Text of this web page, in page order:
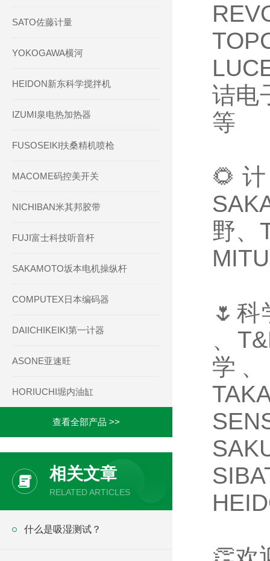
诘电
等
🌻
野、
🌷
、
学
SATO佐藤计量
YOKOGAWA横河
HEIDON新东科学搅拌机
IZUMI泉电热加热器
FUSOSEIKI扶桑精机喷枪
MACOME码控美开关
NICHIBAN米其邦胶带
FUJI富士科技听音杆
SAKAMOTO坂本电机操纵杆
COMPUTEX日本编码器
DAIICHIKEIKI第一计器
ASONE亚速旺
HORIUCHI堀内油缸
查看全部产品 >>
相关文章
RELATED ARTICLES
什么是吸湿测试？